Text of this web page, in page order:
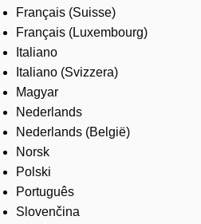
Français (Suisse)
Français (Luxembourg)
Italiano
Italiano (Svizzera)
Magyar
Nederlands
Nederlands (België)
Norsk
Polski
Português
Slovenčina